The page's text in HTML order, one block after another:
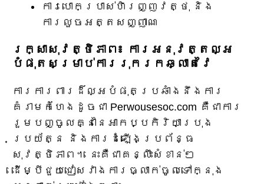
ការបោកប្រាស់ហិរញ្ញវត្ថុ និង
ការលួចអត្តសញ្ញាណ
រក្សាសុវត្ថិភាព៖ ការអនុវត្តល្អ
បំផុតសម្រាប់ការរុករកឆ្លាតវៃ
ការការពារដ៏ល្អបំផុតប្រឆាំងនឹងការ
គំរាមកំហែងដូចជា Perwousesoc.com គឺជាការ
រួមបញ្ចូលគ្នានៃអាកប្បកិរិយាប្រុង
ប្រយ័ត្ន និងការដំឡើងប្រព័ន្ធ
សុវត្ថិភាព។ នេះគឺជាគន្លឹះសំខាន់ៗ
ដើម្បីជួយជៀសវាងការធ្លាក់ចូលទៅក្នុង